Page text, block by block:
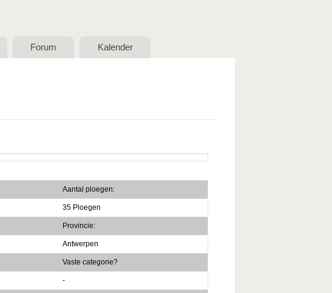
Forum Kalender
Aantal ploegen:
35 Ploegen
Provincie:
Antwerpen
Vaste categorie?
-